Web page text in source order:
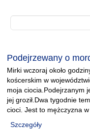
Podejrzewany o
Mirki wczoraj około
koścerskim w
moja ciocia.Podejrzanym
jej groził.Dwa tygodnie
cioci. Jest to mężczyzna w
Szczegóły